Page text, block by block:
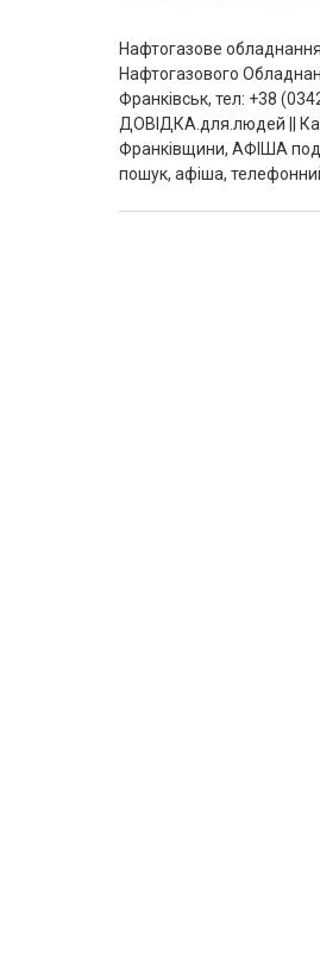
Нафтогазове
Нафтогазового
Франківськ, тел: +38
ДОВІДКА.для.людей ||
Франківщини, АФІША
пошук, афіша,